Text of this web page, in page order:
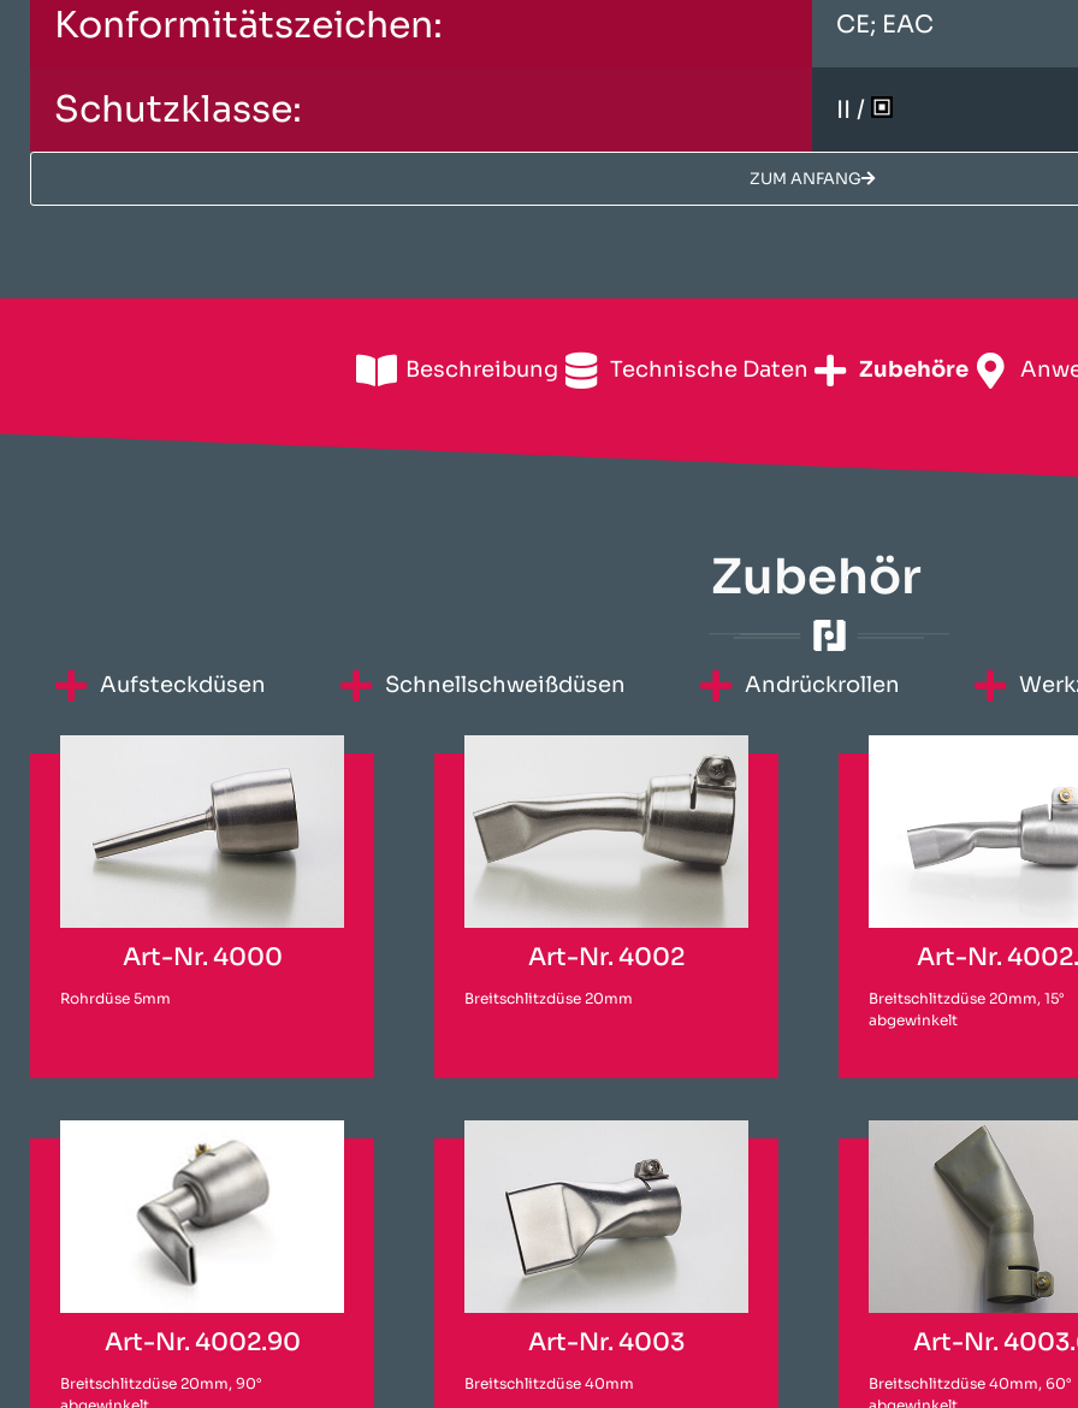
Konformitätszeichen: CE; EAC
Schutzklasse: II /
ZUM ANFANG
Beschreibung Technische Daten Zubehöre
Zubehör
Aufsteckdüsen Schnellschweißdüsen Andrückrollen
Art-Nr. 4000
Rohrdüse 5mm
Art-Nr. 4002.90
Breitschlitzdüse 20mm, 90°
Art-Nr. 4002
Breitschlitzdüse 20mm
Art-Nr. 4003
Breitschlitzdüse 40mm
Art-Nr.
Breitschlitzdüse 20mm, 15°
abgewinkelt
Art-Nr.
Breitschlitzdüse 40mm, 60°